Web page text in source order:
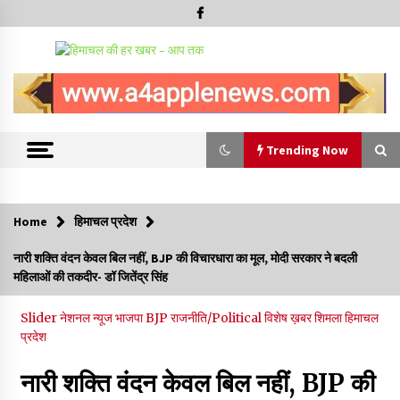
Trending Now
चंबा में बड़ा बस सड़क हादसा, 3 की मौत कई गंभीर घायल, बैरागढ़ से चंबा आ
रही थी निजी बस शर्मा कोच
08/08/2026
08/08/2026
Home हिमाचल प्रदेश
नारी शक्ति वंदन केवल बिल नहीं, BJP की विचारधारा का मूल, मोदी सरकार ने बदली
महिलाओं की तकदीर- डॉ जितेंद्र सिंह
Sliderनेशनल न्यूजभाजपा BJP राजनीति/Politicalविशेष ख़बरशिमलाहिमाचल
प्रदेश
नारी शक्ति वंदन केवल बिल नहीं, BJP की